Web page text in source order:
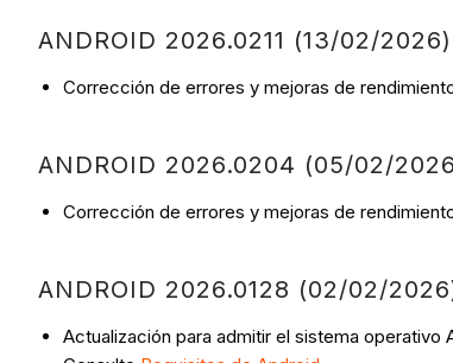
ANDROID 2026.0211 (13/02/2026)
Corrección de errores y mejoras de
ANDROID 2026.0204 (05/02/
Corrección de errores y mejoras de
ANDROID 2026.0128 (02/02/
Actualización para admitir el sistema operativo